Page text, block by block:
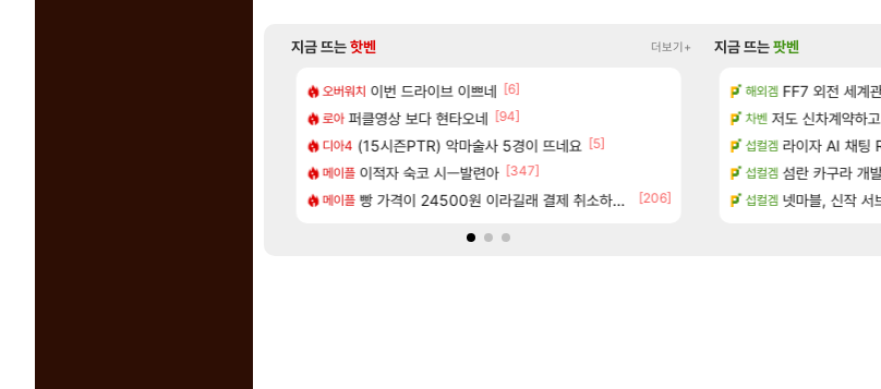
지금 뜨는핫벤 더보기+
오버워치 이번 드라이브 이쁘네 [6]
로아 퍼클영상 보다 현타오네 [94]
디아4 (15시즌PTR) 악마술사 5경이 뜨네요 [5]
메이플 이적자 숙코 시ㅡ발련아 [347]
메이플 빵 가격이 24500원 이라길래 결제 취소하고 나왔다 [206]
로아 너넨 대난 함부로 가
디아4 Ssf 정의를 내려 버
메이플 게이머라면 필수로
로아 100:8 보다 효율이
메이플 우리 나라의 주적
지금 뜨는팟벤
여행 7년만에 가족여행을 다녀왔습니다.
아스오라 「에린」 컨셉 포스터 공개
비스트 쿠를 먼저 보내서 기습하는 법
리싱크드 리싱크드 1.06 패치노트 (8/5)
비스트 비스트 오브 리인카네이션 정보/공략글 모음
해외겜 FF7 외전 세계
차벤 저도 신차계약하
섭컬겜 라이자 AI 채
섭컬겜 섬란 카구라 개발
섭컬겜 넷마블, 신작 서브